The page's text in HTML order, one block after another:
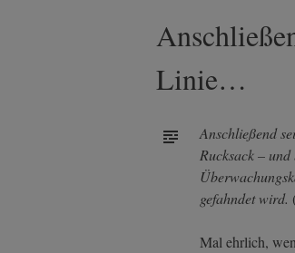
Linie…
Anschließend
Rucksack –
gefahndet wird.
Mal ehrlich,